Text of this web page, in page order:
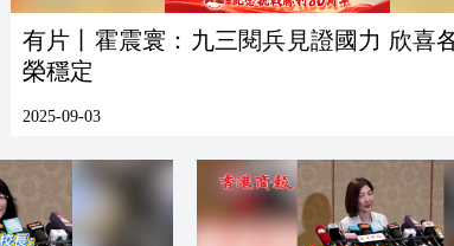
有片丨霍震寰：九三閱兵見證國力 欣喜
榮穩定
2025-09-03